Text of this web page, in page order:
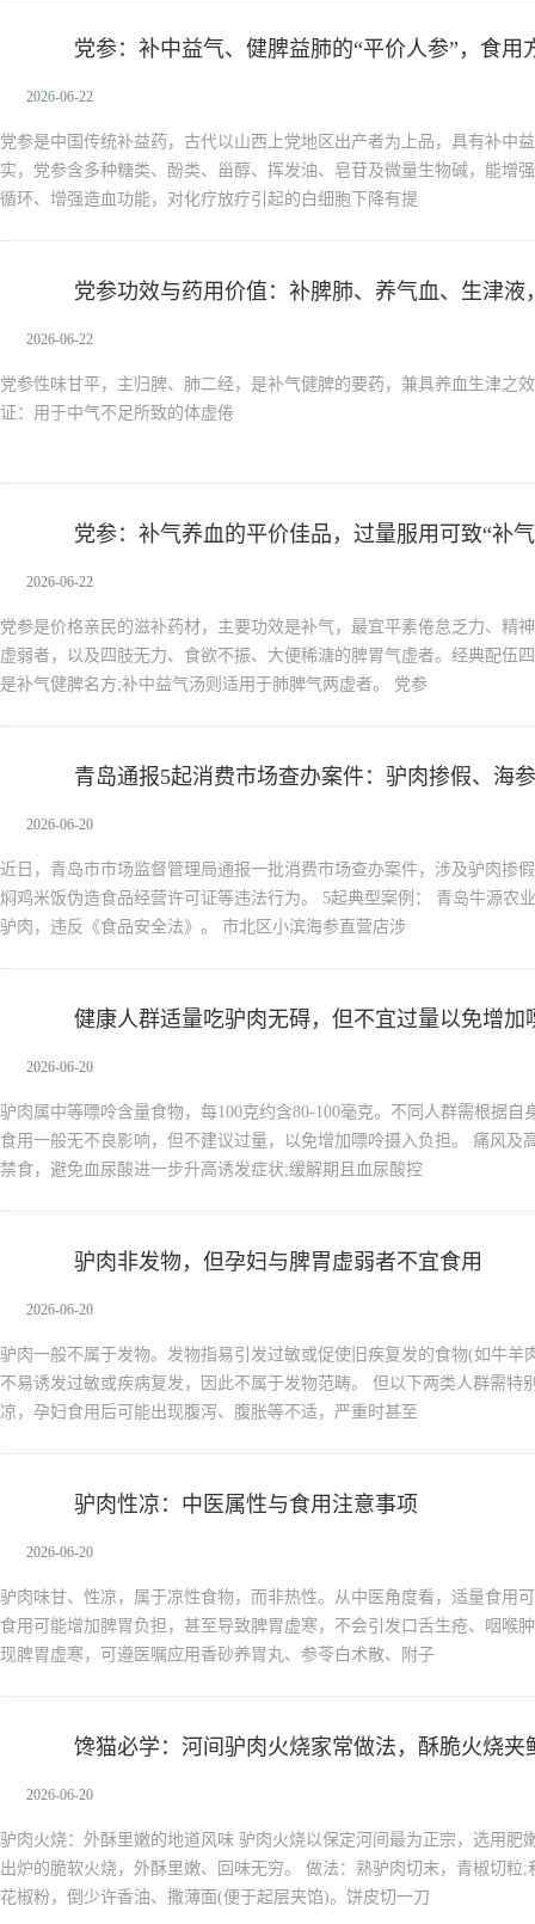
党参：补中益气、健脾益肺的“平价人参”，食用
2026-06-22
党参是中国传统补益药，古代以山西上党地区出产者为上品，具有补中
实，党参含多种糖类、酚类、甾醇、挥发油、皂苷及微量生物碱，能增
循环、增强造血功能，对化疗放疗引起的白细胞下降有提
党参功效与药用价值：补脾肺、养气血、生津液
2026-06-22
党参性味甘平，主归脾、肺二经，是补气健脾的要药，兼具养血生津之
证：用于中气不足所致的体虚倦
党参：补气养血的平价佳品，过量服用可致“补
2026-06-22
党参是价格亲民的滋补药材，主要功效是补气，最宜平素倦怠乏力、精
虚弱者，以及四肢无力、食欲不振、大便稀溏的脾胃气虚者。经典配伍
是补气健脾名方;补中益气汤则适用于肺脾气两虚者。 党参
青岛通报5起消费市场查办案件：驴肉掺假、海
黑榜2026-06-20
近日，青岛市市场监督管理局通报一批消费市场查办案件，涉及驴肉掺
焖鸡米饭伪造食品经营许可证等违法行为。 5起典型案例： 青岛牛源农
驴肉，违反《食品安全法》。 市北区小滨海参直营店涉
健康人群适量吃驴肉无碍，但不宜过量以免增加
2026-06-20
驴肉属中等嘌呤含量食物，每100克约含80-100毫克。不同人群需根据
食用一般无不良影响，但不建议过量，以免增加嘌呤摄入负担。 痛风及
禁食，避免血尿酸进一步升高诱发症状;缓解期且血尿酸控
驴肉非发物，但孕妇与脾胃虚弱者不宜食用
2026-06-20
驴肉一般不属于发物。发物指易引发过敏或促使旧疾复发的食物(如牛羊
不易诱发过敏或疾病复发，因此不属于发物范畴。 但以下两类人群需特
凉，孕妇食用后可能出现腹泻、腹胀等不适，严重时甚至
驴肉性凉：中医属性与食用注意事项
2026-06-20
驴肉味甘、性凉，属于凉性食物，而非热性。从中医角度看，适量食用
食用可能增加脾胃负担，甚至导致脾胃虚寒，不会引发口舌生疮、咽喉
现脾胃虚寒，可遵医嘱应用香砂养胃丸、参苓白术散、附子
馋猫必学：河间驴肉火烧家常做法，酥脆火烧夹
2026-06-20
驴肉火烧：外酥里嫩的地道风味 驴肉火烧以保定河间最为正宗，选用肥
出炉的脆软火烧，外酥里嫩、回味无穷。 做法：熟驴肉切末，青椒切粒
花椒粉，倒少许香油、撒薄面(便于起层夹馅)。饼皮切一刀